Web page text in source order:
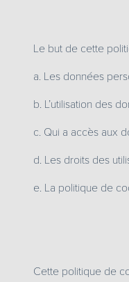
Le but de cette
a. Les données
b. L’utilisation des
c. Qui a accès aux
d. Les droits des
e. La politique de
Cette politique de